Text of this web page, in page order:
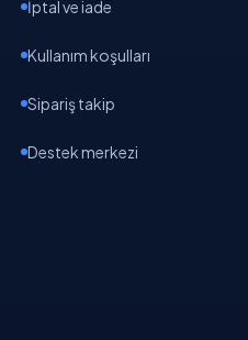
İptal ve iade
Kullanım koşulları
Sipariş takip
Destek merkezi